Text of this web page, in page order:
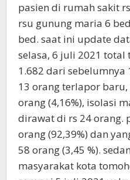
pasien di rumah sakit
rsu gunung maria 6
bed. saat ini update
selasa, 6 juli 2021
1.682 dari sebelumnya
13 orang terlapor
orang (4,16%), isolasi
dirawat di rs 24 orang.
orang (92,39%) dan
58 orang (3,45 %).
masyarakat kota